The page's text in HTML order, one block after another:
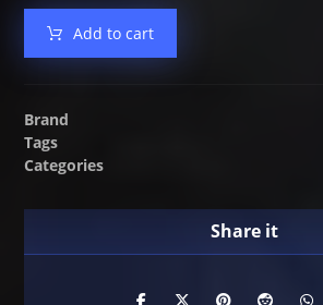
Add to cart
Brand
Tags
Categories